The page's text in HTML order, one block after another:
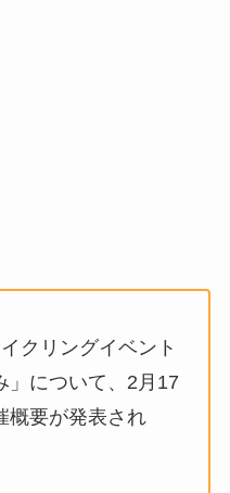
クリングイベント
」について、2月17
概要が発表され